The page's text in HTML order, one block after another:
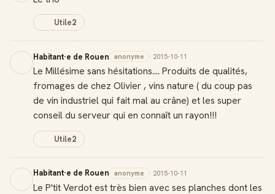
Utile2
Habitant·e de Rouen anonyme · 2015-10-11
Le Millésime sans hésitations.... Produits de qualités,
fromages de chez Olivier , vins nature ( du coup pas
de vin industriel qui fait mal au crâne) et les super
conseil du serveur qui en connaît un rayon!!!
Utile2
Habitant·e de Rouen anonyme · 2015-10-11
Le P'tit Verdot est très bien avec ses planches dont les